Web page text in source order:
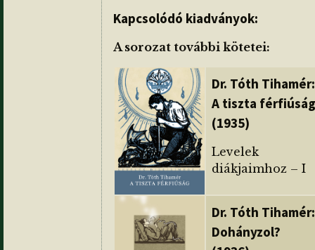
Kapcsolódó kiadványok:
A sorozat további kötetei:
Dr. Tóth Tihamér:
A tiszta férfiúság
(1935)
Levelek
diákjaimhoz – I
Dr. Tóth Tihamér:
Dohányzol?